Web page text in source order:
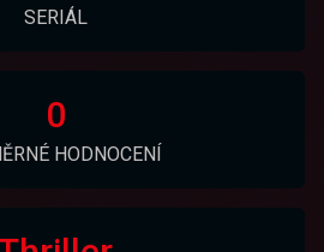
SERIÁL
0
HODNOCENÍ